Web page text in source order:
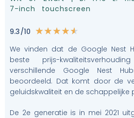
7-inch touchscreen
9.3/10 ★ ★ ★ ★ ★
We vinden dat de Google Nest
beste prijs-
verschillende Google Nest
beoordeeld. Dat komt door de
geluidskwaliteit en de schappelijke
De 2e generatie is in mei 2021